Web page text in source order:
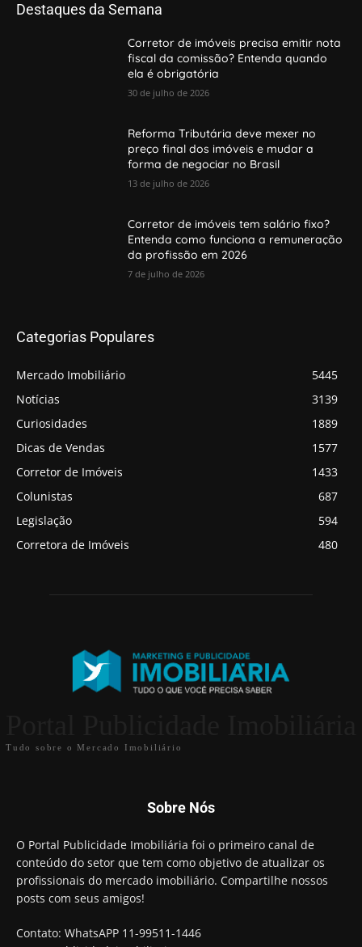
Destaques da Semana
Corretor de imóveis precisa emitir nota
fiscal da comissão? Entenda quando
ela é obrigatória
30 de julho de 2026
Reforma Tributária deve mexer no
preço final dos imóveis e mudar a
forma de negociar no Brasil
13 de julho de 2026
Corretor de imóveis tem salário fixo?
Entenda como funciona a remuneração
da profissão em 2026
7 de julho de 2026
Categorias Populares
Mercado Imobiliário
5445
Notícias
3139
Curiosidades
1889
Dicas de Vendas
1577
Corretor de Imóveis
1433
Colunistas
687
Legislação
594
Corretora de Imóveis
480
Tudo sobre o Mercado Imobiliário
Sobre Nós
O Portal Publicidade Imobiliária foi o primeiro canal de
conteúdo do setor que tem como objetivo de atualizar os
profissionais do mercado imobiliário. Compartilhe nossos
posts com seus amigos!
Contato: WhatsAPP 11-99511-1446